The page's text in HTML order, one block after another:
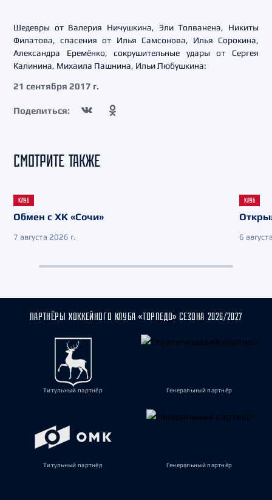
Шедевры от Валерия Ничушкина, Эли Толванена, Никиты
Филатова, спасения от Илья Самсонова, Илья Сорокина,
Александра Еремёнко, сокрушительные удары от Сергея
Калинина, Михаила Пашнина, Ильи Любушкина:
21 сентября 2017 г.
Поделиться:
СМОТРИТЕ ТАКЖЕ
КЛУБ
Обмен с ХК «Сочи»
7 августа 2026 г.
КЛУБ
6
ПАРТНЁРЫ ХОККЕЙНОГО КЛУБА «ТОРПЕДО» СЕЗОНА 2026/2027
Титульный партнёр Генеральный партнёр
Титульный партнёр Генеральный партнёр